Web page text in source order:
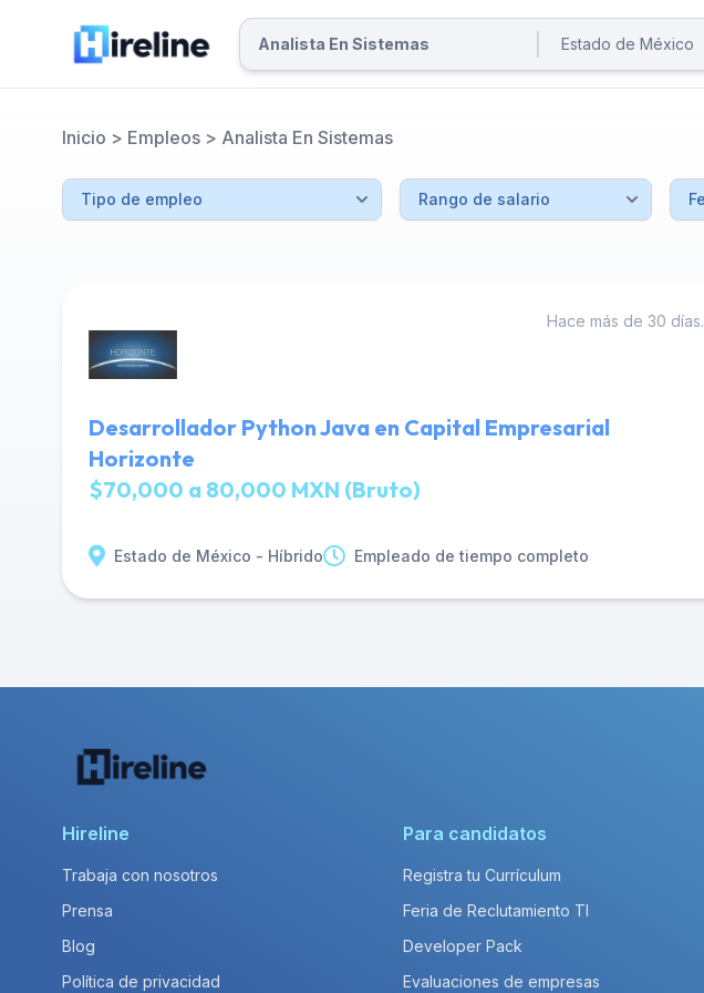
Inicio > Empleos > Analista En Sistemas
Hace más de 30 días.
Desarrollador Python Java en Capital Empresarial
Horizonte
$70,000 a 80,000 MXN (Bruto)
Estado de México - Híbrido Empleado de tiempo completo
Hireline
Trabaja con nosotros
Prensa
Blog
Política de privacidad
Para candidatos
Registra tu Currículum
Feria de Reclutamiento TI
Developer Pack
Evaluaciones de empresas